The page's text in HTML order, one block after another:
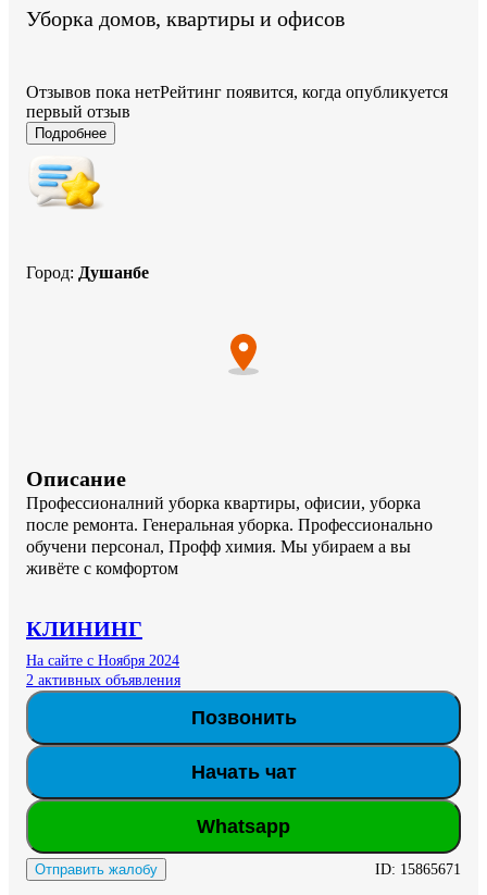
Уборка домов, квартиры и офисов
Отзывов пока нетРейтинг появится, когда опубликуется
первый отзыв
Подробнее
Город: Душанбе
Описание
Профессионалний уборка квартиры, офисии, уборка
после ремонта. Генеральная уборка. Профессионально
обучени персонал, Профф химия. Мы убираем а вы
живёте с комфортом
КЛИНИНГ
На сайте с Ноября 2024
2 активных объявления
Позвонить
Начать чат
Whatsapp
Отправить жалобу ID: 15865671